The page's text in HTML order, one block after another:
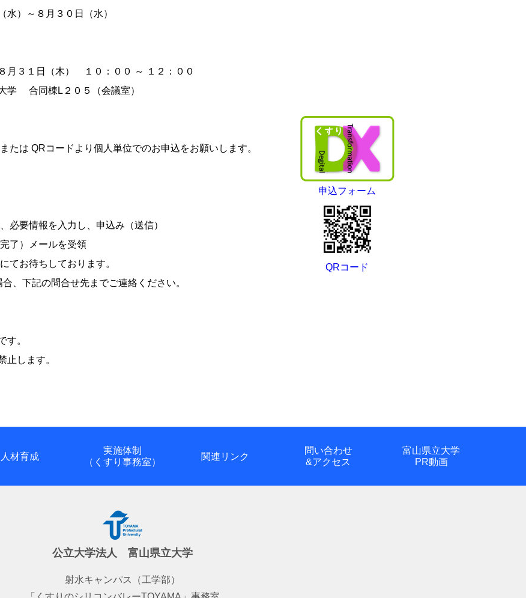
）～８月３０日（水）
３１日（木） １０：００ ～ １２：００
合同棟L２０５（会議室）
は QRコードより個人単位でのお申込をお願いします。
必要情報を入力し、申込み（送信）
了）メールを受領
てお待ちしております。
、下記の問合せ先までご連絡ください。
す。
止します。
申込フォーム
QRコード
人材育成
実施体制
（くすり事務室）
関連リンク
問い合わせ
&アクセス
富山県立大学
PR動画
公立大学法人 富山県立大学
射水キャンパス（工学部）